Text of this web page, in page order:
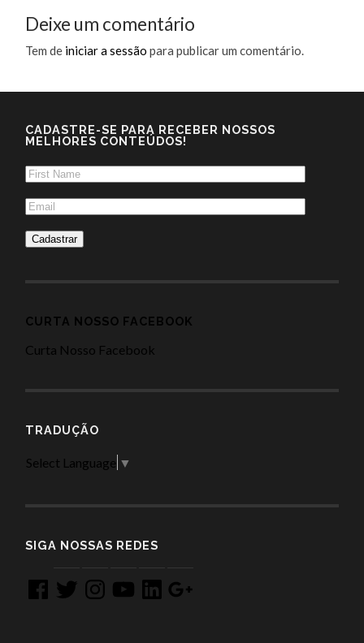
Deixe um comentário
Tem de iniciar a sessão para publicar um comentário.
CADASTRE-SE PARA RECEBER NOSSOS
MELHORES CONTEÚDOS!
CURTA NOSSO FACEBOOK
Curta Nosso Facebook
TRADUÇÃO
Select Language ▼
SIGA NOSSAS REDES
FacebookTwitterInstagramYouTubeLinkedInGoogle
+